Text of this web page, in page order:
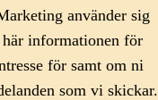
använder sig
informationen för
för samt om ni
som vi skickar.